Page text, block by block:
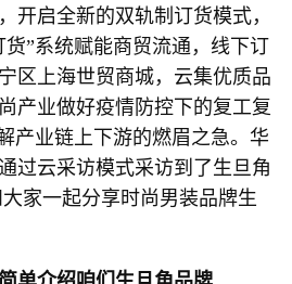
开启全新的双轨制订货模式，
”系统赋能商贸流通，线下订
区上海世贸商城，云集优质品
产业做好疫情防控下的复工复
产业链上下游的燃眉之急。华
过云采访模式采访到了生旦角
家一起分享时尚男装品牌生